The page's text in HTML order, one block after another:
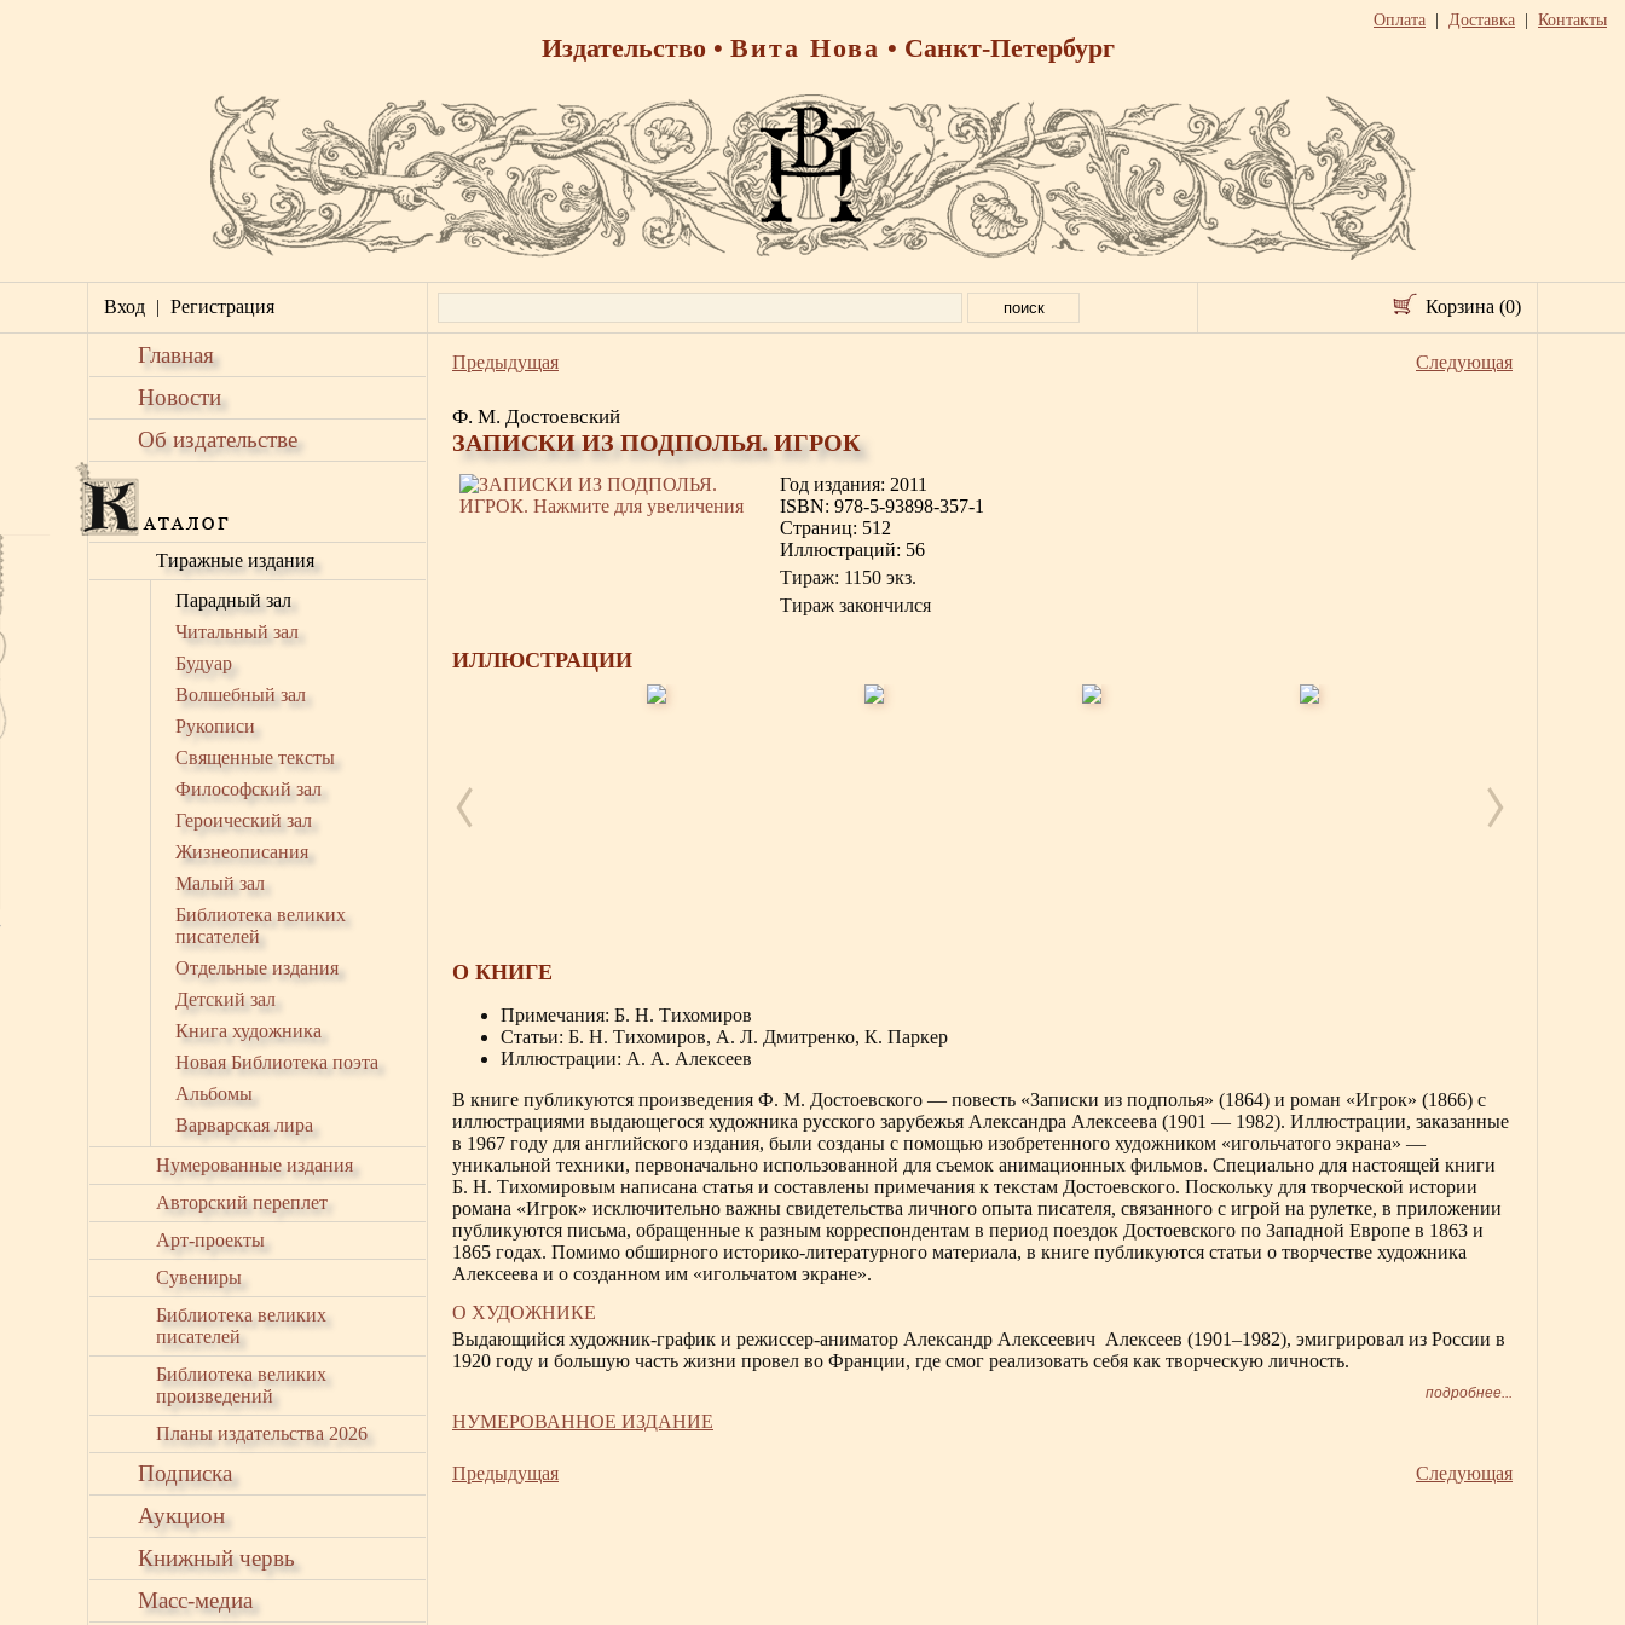
Оплата Доставка Контакты
Издательство • Вита Нова • Санкт-Петербург
Вход | Регистрация Корзина (0)
Главная
Новости
Об издательстве
Тиражные издания
Парадный зал
Читальный зал
Будуар
Волшебный зал
Рукописи
Священные тексты
Философский зал
Героический зал
Жизнеописания
Малый зал
Библиотека великих
писателей
Отдельные издания
Детский зал
Книга художника
Новая Библиотека поэта
Альбомы
Варварская лира
Нумерованные издания
Авторский переплет
Арт-проекты
Сувениры
Библиотека великих
писателей
Библиотека великих
произведений
Планы издательства 2026
Подписка
Аукцион
Книжный червь
Масс-медиа
Предыдущая Следующая
Ф. М. Достоевский
ЗАПИСКИ ИЗ ПОДПОЛЬЯ. ИГРОК
Год издания: 2011
ISBN: 978-5-93898-357-1
Страниц: 512
Иллюстраций: 56
Тираж: 1150 экз.
Тираж закончился
ИЛЛЮСТРАЦИИ
О КНИГЕ
Примечания: Б. Н. Тихомиров
Статьи: Б. Н. Тихомиров, А. Л. Дмитренко, К. Паркер
Иллюстрации: А. А. Алексеев
В книге публикуются произведения Ф. М. Достоевского — повесть «Записки из подполья» (1864) и роман «Игрок» (1866) с
иллюстрациями выдающегося художника русского зарубежья Александра Алексеева (1901 — 1982). Иллюстрации, заказанные
в 1967 году для английского издания, были созданы с помощью изобретенного художником «игольчатого экрана» —
уникальной техники, первоначально использованной для съемок анимационных фильмов. Специально для настоящей книги
Б. Н. Тихомировым написана статья и составлены примечания к текстам Достоевского. Поскольку для творческой истории
романа «Игрок» исключительно важны свидетельства личного опыта писателя, связанного с игрой на рулетке, в приложении
публикуются письма, обращенные к разным корреспондентам в период поездок Достоевского по Западной Европе в 1863 и
1865 годах. Помимо обширного историко-литературного материала, в книге публикуются статьи о творчестве художника
Алексеева и о созданном им «игольчатом экране».
О ХУДОЖНИКЕ
Выдающийся художник-график и режиссер-аниматор Александр Алексеевич Алексеев (1901–1982), эмигрировал из России в
1920 году и большую часть жизни провел во Франции, где смог реализовать себя как творческую личность.
подробнее...
НУМЕРОВАННОЕ ИЗДАНИЕ
Предыдущая Следующая